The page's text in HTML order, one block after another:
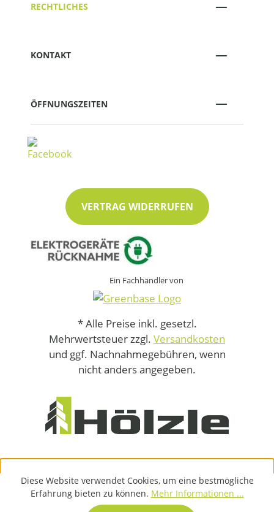
RECHTLICHES
KONTAKT
ÖFFNUNGSZEITEN
VERTRAG WIDERRUFEN
Ein Fachhändler von
* Alle Preise inkl. gesetzl.
Mehrwertsteuer zzgl. Versandkosten
und ggf. Nachnahmegebühren, wenn
nicht anders angegeben.
Diese Website verwendet Cookies, um eine bestmögliche
Erfahrung bieten zu können. Mehr Informationen ...